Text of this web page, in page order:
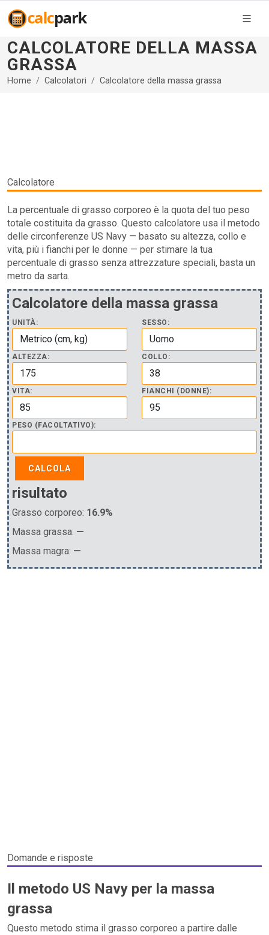
CALCOLATORE DELLA MASSA
GRASSA
Home Calcolatori Calcolatore della massa grassa
Calcolatore
La percentuale di grasso corporeo è la quota del tuo peso
totale costituita da grasso. Questo calcolatore usa il metodo
delle circonferenze US Navy — basato su altezza, collo e
vita, più i fianchi per le donne — per stimare la tua
percentuale di grasso senza attrezzature speciali, basta un
metro da sarta.
Calcolatore della massa grassa
UNITÀ: SESSO:
ALTEZZA: COLLO:
VITA: FIANCHI (DONNE):
PESO (FACOLTATIVO):
CALCOLA
risultato
Grasso corporeo: 16.9%
Massa grassa: —
Massa magra: —
Domande e risposte
Il metodo US Navy per la massa
grassa
Questo metodo stima il grasso corporeo a partire dalle